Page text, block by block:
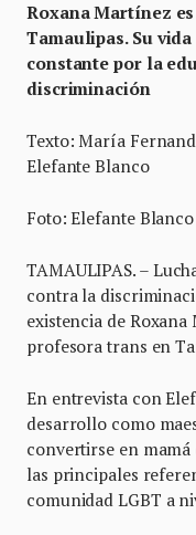
Roxana Martínez
Tamaulipas. Su
constante por la
discriminación
Texto: María
Elefante Blanco
Foto: Elefante Blanco
TAMAULIPAS. –
contra la
existencia de
profesora trans en
En entrevista con
desarrollo como
convertirse en mamá
las principales
comunidad LGBT a